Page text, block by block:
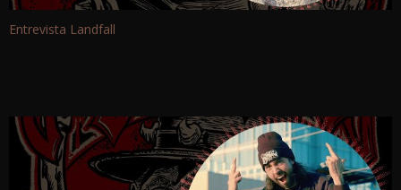
Entrevista Landfall